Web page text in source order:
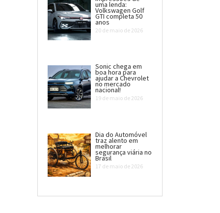
uma lenda:
Volkswagen Golf
GTI completa 50
anos
20 de maio de 2026
Sonic chega em
boa hora para
ajudar a Chevrolet
no mercado
nacional!
19 de maio de 2026
Dia do Automóvel
traz alento em
melhorar
segurança viária no
Brasil
17 de maio de 2026